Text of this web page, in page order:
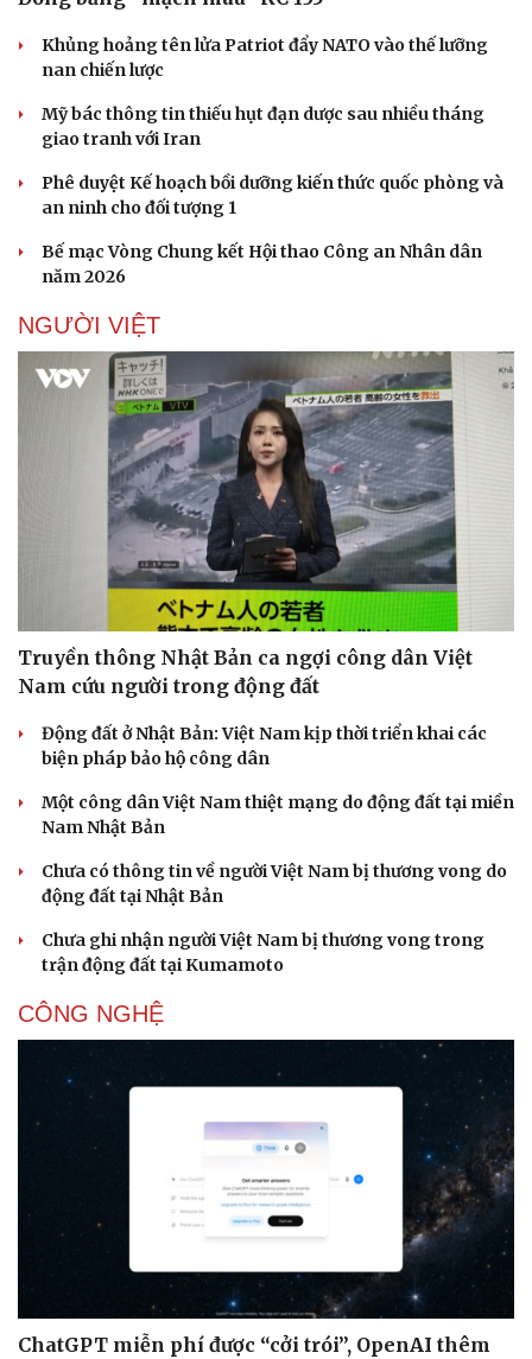
Doanh nghiệp
Thông tin doanh nghiệp
Doanh nhân
Vì cộng đồng
Công nghệ
Trải nghiệm
Khủng hoảng tên lửa Patriot đẩy NATO vào thế lưỡng
nan chiến lược
Mỹ bác thông tin thiếu hụt đạn dược sau nhiều tháng
giao tranh với Iran
Phê duyệt Kế hoạch bồi dưỡng kiến thức quốc phòng và
an ninh cho đối tượng 1
Bế mạc Vòng Chung kết Hội thao Công an Nhân dân
năm 2026
NGƯỜI VIỆT
Truyền thông Nhật Bản ca ngợi công dân Việt
Nam cứu người trong động đất
Động đất ở Nhật Bản: Việt Nam kịp thời triển khai các
biện pháp bảo hộ công dân
Một công dân Việt Nam thiệt mạng do động đất tại miền
Nam Nhật Bản
Chưa có thông tin về người Việt Nam bị thương vong do
động đất tại Nhật Bản
Chưa ghi nhận người Việt Nam bị thương vong trong
trận động đất tại Kumamoto
CÔNG NGHỆ
ChatGPT miễn phí được “cởi trói”, OpenAI thêm